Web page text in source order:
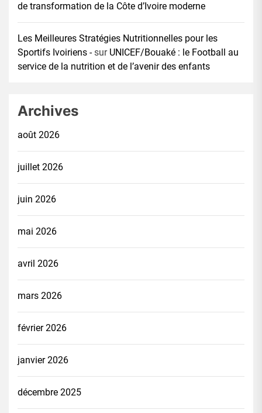
de transformation de la Côte d’Ivoire moderne
Les Meilleures Stratégies Nutritionnelles pour les
Sportifs Ivoiriens -sur UNICEF/Bouaké : le Football au
service de la nutrition et de l’avenir des enfants
Archives
août 2026
juillet 2026
juin 2026
mai 2026
avril 2026
mars 2026
février 2026
janvier 2026
décembre 2025